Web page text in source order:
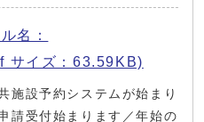
名：
サイズ：63.59KB)
施設予約システムが始まり
請受付始まります／年始の